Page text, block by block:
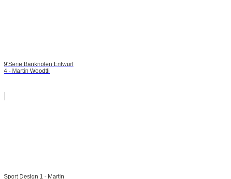
9'Serie Banknoten Entwurf
4 - Martin Woodtli
Sport Design 1 - Martin